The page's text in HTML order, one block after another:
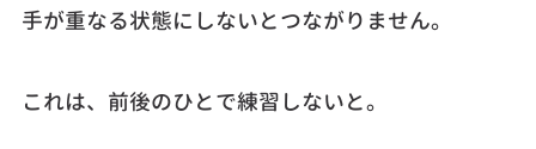
手が重なる状態にしないとつながりません。
これは、前後のひとで練習しないと。